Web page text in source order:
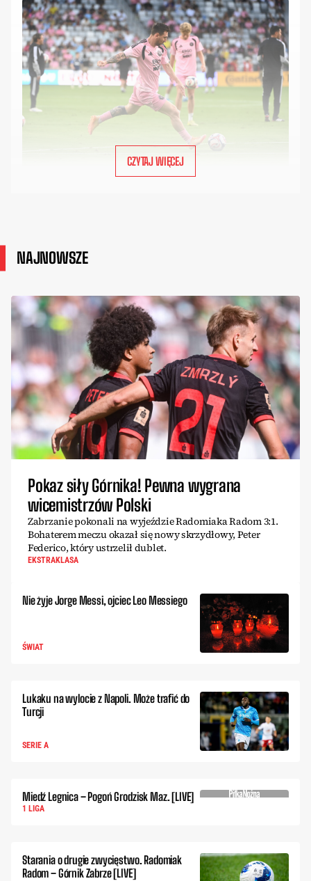
CZYTAJ WIĘCEJ
NAJNOWSZE
Pokaz siły Górnika! Pewna wygrana
wicemistrzów Polski
Zabrzanie pokonali na wyjeździe Radomiaka Radom 3:1.
Bohaterem meczu okazał się nowy skrzydłowy, Peter
Federico, który ustrzelił dublet.
EKSTRAKLASA
Nie żyje Jorge Messi, ojciec Leo Messiego
ŚWIAT
Lukaku na wylocie z Napoli. Może trafić do
Turcji
SERIE A
Miedź Legnica – Pogoń Grodzisk Maz. [LIVE]
1 LIGA
Starania o drugie zwycięstwo. Radomiak
Radom – Górnik Zabrze [LIVE]